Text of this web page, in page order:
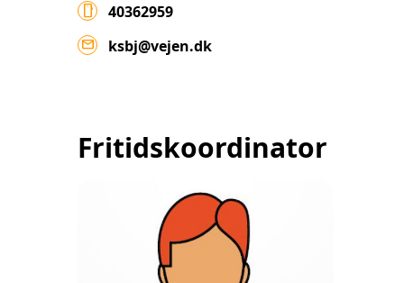
smartphone 40362959
mail ksbj@vejen.dk
Fritidskoordinator